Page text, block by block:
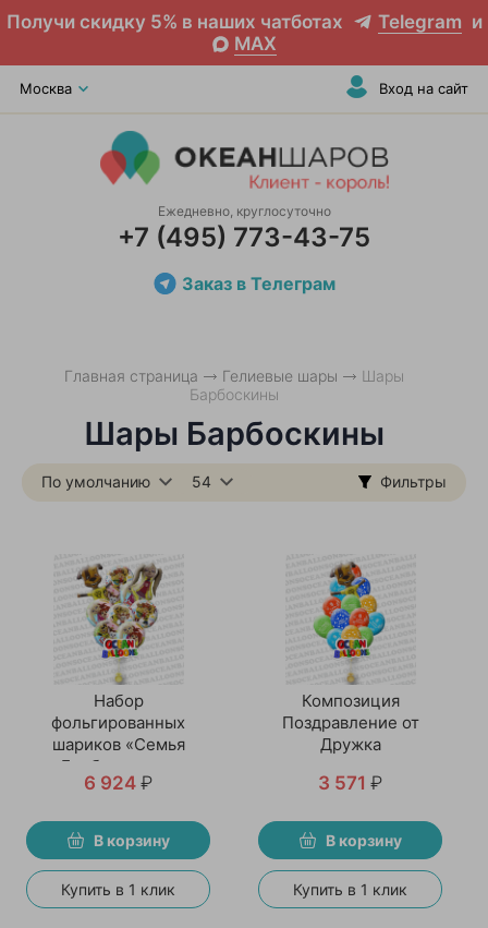
Получи скидку 5% в наших чатботах Telegram и
MAX
Москва Вход на сайт
Ежедневно, круглосуточно
+7 (495) 773-43-75
Заказ в Телеграм
Главная страница Гелиевые шары
Шары
Барбоскины
Шары Барбоскины
Фильтры
По умолчанию 54
Набор
фольгированных
шариков «Семья
Барбоскиных»
6 924 ₽
В корзину
Купить в 1 клик
Композиция
Поздравление от
Дружка
3 571 ₽
В корзину
Купить в 1 клик